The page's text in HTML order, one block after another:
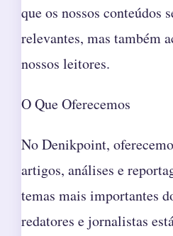
que os nossos conteúdos
relevantes, mas também
nossos leitores.
O Que Oferecemos
No Denikpoint,
artigos, análises e
temas mais importantes
redatores e jornalistas